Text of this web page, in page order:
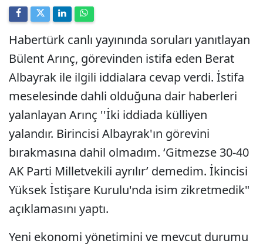
Habertürk canlı yayınında soruları yanıtlayan
Bülent Arınç, görevinden istifa eden Berat
Albayrak ile ilgili iddialara cevap verdi. İstifa
meselesinde dahli olduğuna dair haberleri
yalanlayan Arınç ''İki iddiada külliyen
yalandır. Birincisi Albayrak'ın görevini
bırakmasına dahil olmadım. ‘Gitmezse 30-40
AK Parti Milletvekili ayrılır’ demedim. İkincisi
Yüksek İstişare Kurulu'nda isim zikretmedik"
açıklamasını yaptı.
​Yeni ekonomi yönetimini ve mevcut durumu